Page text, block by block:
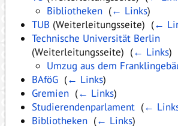
Bibliotheken (← Links)
TUB (Weiterleitungsseite) ‎ (←
Technische Universität Berlin
(Weiterleitungsseite) ‎ (← Links)
Umzug aus dem
BAföG‎ (← Links)
Gremien‎ (← Links)
Studierendenparlament‎ (←
Bibliotheken‎ (← Links)